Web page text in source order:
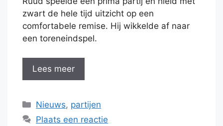
zwart de hele tijd uitzicht op een
comfortabele remise. Hij wikkelde af naar
een toreneindspel.
Lees meer
Categorieën
Nieuws, partijen
Plaats een reactie